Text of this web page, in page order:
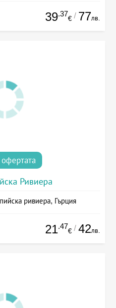
39.37
€ / 77лв.
Ривиера
ривиера, Гърция
21.47
€ / 42лв.